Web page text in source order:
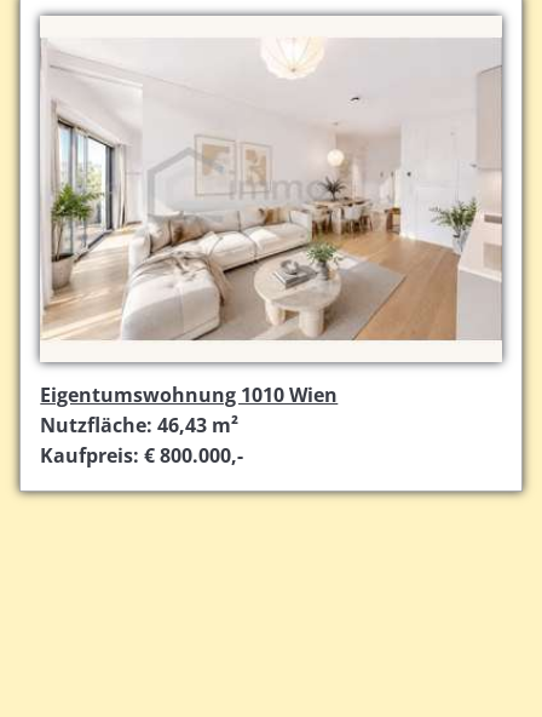
Eigentumswohnung 1010 Wien
Nutzfläche: 46,43 m²
Kaufpreis: € 800.000,-